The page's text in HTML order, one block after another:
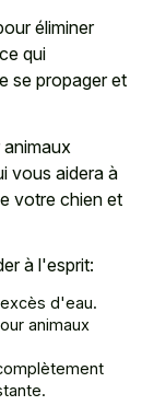
éliminer
qui
se propager et
vous aidera à
votre chien et
à l'esprit:
d'eau.
animaux